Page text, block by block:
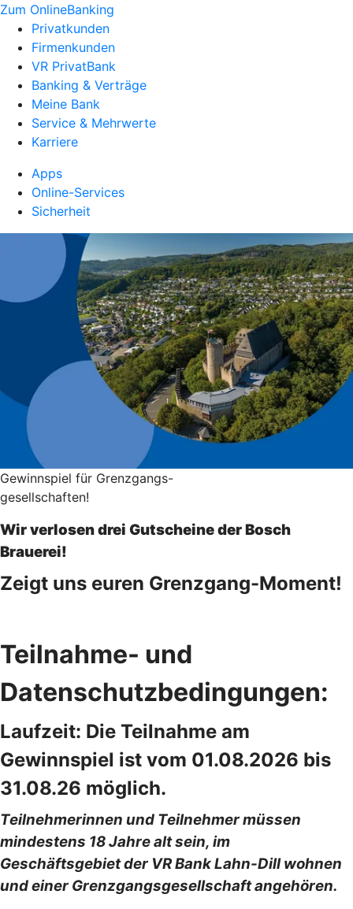
Zum OnlineBanking
Privatkunden
Firmenkunden
VR PrivatBank
Banking & Verträge
Meine Bank
Service & Mehrwerte
Karriere
Apps
Online-Services
Sicherheit
Gewinnspiel für Grenzgangs-
gesellschaften!
Wir verlosen drei Gutscheine der Bosch
Brauerei!
Zeigt uns euren Grenzgang-Moment!
Teilnahme- und
Datenschutzbedingungen:
Laufzeit: Die Teilnahme am
Gewinnspiel ist vom 01.08.2026 bis
31.08.26 möglich.
Teilnehmerinnen und Teilnehmer müssen
mindestens 18 Jahre alt sein, im
Geschäftsgebiet der VR Bank Lahn-Dill wohnen
und einer Grenzgangsgesellschaft angehören.